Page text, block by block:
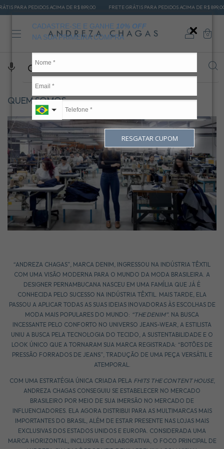
CADASTRE-SE E GANHE 10% OFF
NA SUA PRIMEIRA COMPRA
RESGATAR CUPOM
PARA PEDIDOS ACIMA DE R$ 899,00 FRETE GRÁTIS PARA PEDIDOS ACIMA DE R$ 899,00
0
QUEM SOMOS
“ANDREZA CHAGAS”, MARCA DENIM, INGRESSOU NA INDÚSTRIA TÊXTIL
COM UMA VISÃO MODERNA PARA O MUNDO DA MODA BRASILEIRA. A
DESIGNER PERNAMBUCANA NASCEU EM UMA FAMÍLIA QUE JÁ É
CONHECIDA PELO SUCESSO NA INDÚSTRIA TÊXTIL. MAIS TARDE, ELA
PASSOU A APLICAR TODAS AS SUAS IDEIAS INOVADORAS ÀS ESCOLHAS DE
MODA MAIS POPULARES DO MUNDO: “THE DENIM”. NA BUSCA
INCESSANTE PELO CONFORTO NO UNIVERSO JEANS-WEAR, A ESTILISTA
UNIU A BUSCA PELA TECNOLOGIA DO TECIDO, A SUSTENTABILIDADE E O
LOOK ÚNICO QUE A TORNARAM SUA MARCA REGISTRADA: “BOTÕES DE
PRESSÃO FORRADOS DE JEANS”, TRADUÇÃO DE UMA PEÇA VERSÁTIL E
ATEMPORAL.
COM UMA ESTRATÉGIA ÚNICA CRIADA PELA FHITS THE CONTENT HOUSE,
ANDREZA CHAGAS CONSEGUIU SE ESTABELECER NO MERCADO
BRASILEIRO POR MEIO DE SUA IMERSÃO NO MERCADO DE
INFLUENCIADORES. ELA AGORA DISTRIBUI PARA AS MULTIMARCAS MAIS
IMPORTANTES DO BRASIL, ALÉM DE ESTAR PRESENTE NAS LOJAS MAIS
EXCLUSIVAS DOS ESTADOS UNIDOS E EUROPA. CONSIDERADA UMA
MARCA HORIZONTAL, INCLUSIVA E COLABORATIVA, O FOCO PRINCIPAL DE